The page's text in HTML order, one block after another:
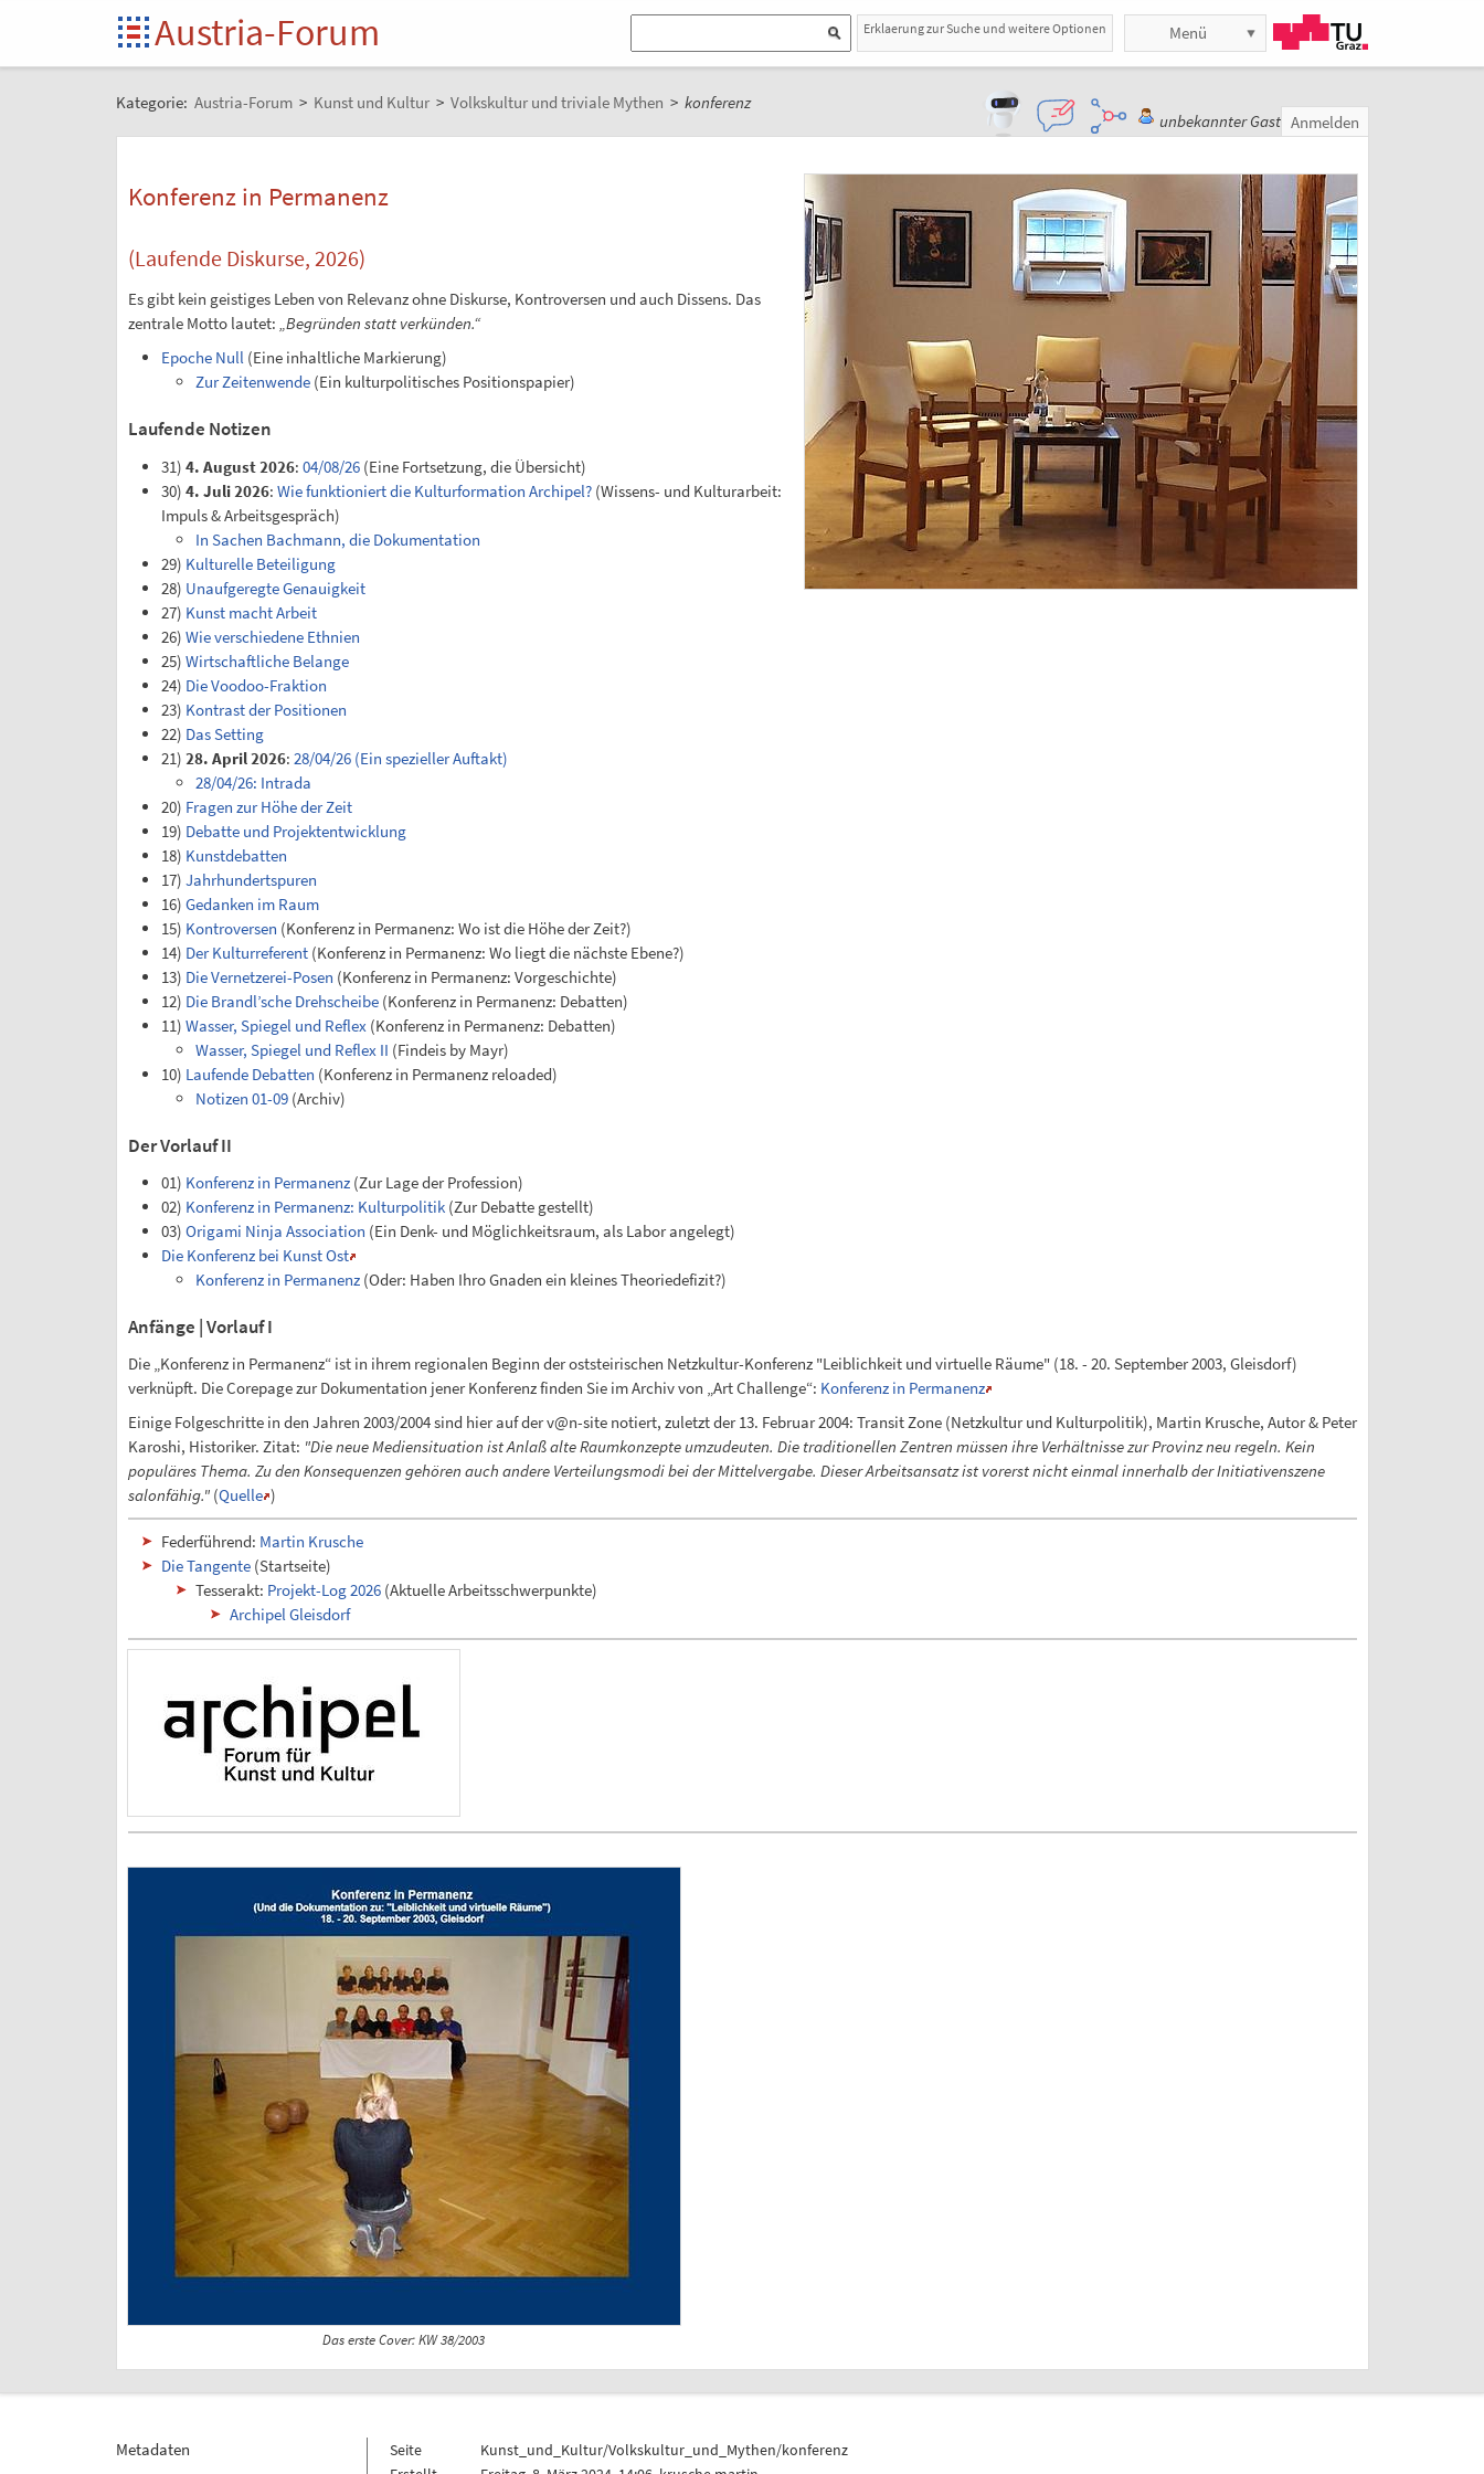
Austria-Forum Erklaerung zur Suche und weitere Optionen Menü
Kategorie: Austria-Forum > Kunst und Kultur > Volkskultur und triviale Mythen > konferenz
unbekannter Gast Anmelden
Konferenz in Permanenz
(Laufende Diskurse, 2026)
Es gibt kein geistiges Leben von Relevanz ohne Diskurse, Kontroversen und auch Dissens. Das
zentrale Motto lautet: „Begründen statt verkünden.“
Epoche Null (Eine inhaltliche Markierung)
Zur Zeitenwende(Ein kulturpolitisches Positionspapier)
Laufende Notizen
31)4. August 2026:04/08/26 (Eine Fortsetzung, die Übersicht)
30)4. Juli 2026:Wie funktioniert die Kulturformation Archipel? (Wissens- und Kulturarbeit:
Impuls & Arbeitsgespräch)
In Sachen Bachmann, die Dokumentation
29) Kulturelle Beteiligung
28) Unaufgeregte Genauigkeit
27) Kunst macht Arbeit
26)Wie verschiedene Ethnien
25)Wirtschaftliche Belange
24) Die Voodoo-Fraktion
23) Kontrast der Positionen
22) Das Setting
21)28. April 2026:28/04/26 (Ein spezieller Auftakt)
28/04/26: Intrada
20) Fragen zur Höhe der Zeit
19) Debatte und Projektentwicklung
18) Kunstdebatten
17)Jahrhundertspuren
16)Gedanken im Raum
15) Kontroversen (Konferenz in Permanenz: Wo ist die Höhe der Zeit?)
14) Der Kulturreferent (Konferenz in Permanenz: Wo liegt die nächste Ebene?)
13) Die Vernetzerei-Posen (Konferenz in Permanenz: Vorgeschichte)
12) Die Brandl’sche Drehscheibe (Konferenz in Permanenz: Debatten)
11)Wasser, Spiegel und Reflex (Konferenz in Permanenz: Debatten)
Wasser, Spiegel und Reflex II (Findeis by Mayr)
10) Laufende Debatten (Konferenz in Permanenz reloaded)
Notizen 01-09(Archiv)
Der Vorlauf II
01) Konferenz in Permanenz (Zur Lage der Profession)
02) Konferenz in Permanenz: Kulturpolitik (Zur Debatte gestellt)
03)Origami Ninja Association (Ein Denk- und Möglichkeitsraum, als Labor angelegt)
Die Konferenz bei Kunst Ost
Konferenz in Permanenz(Oder: Haben Ihro Gnaden ein kleines Theoriedefizit?)
Anfänge | Vorlauf I
Die „Konferenz in Permanenz“ ist in ihrem regionalen Beginn der oststeirischen Netzkultur-Konferenz "Leiblichkeit und virtuelle Räume" (18. - 20. September 2003, Gleisdorf)
verknüpft. Die Corepage zur Dokumentation jener Konferenz finden Sie im Archiv von „Art Challenge“: Konferenz in Permanenz
Einige Folgeschritte in den Jahren 2003/2004 sind hier auf der v@n-site notiert, zuletzt der 13. Februar 2004: Transit Zone (Netzkultur und Kulturpolitik), Martin Krusche, Autor & Peter
Karoshi, Historiker. Zitat: "Die neue Mediensituation ist Anlaß alte Raumkonzepte umzudeuten. Die traditionellen Zentren müssen ihre Verhältnisse zur Provinz neu regeln. Kein
populäres Thema. Zu den Konsequenzen gehören auch andere Verteilungsmodi bei der Mittelvergabe. Dieser Arbeitsansatz ist vorerst nicht einmal innerhalb der Initiativenszene
salonfähig."(Quelle )
Federführend: Martin Krusche
Die Tangente (Startseite)
Tesserakt: Projekt-Log 2026(Aktuelle Arbeitsschwerpunkte)
Archipel Gleisdorf
Das erste Cover: KW 38/2003
Metadaten Seite
Kunst_und_Kultur/Volkskultur_und_Mythen/konferenz